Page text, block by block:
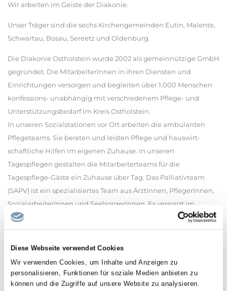
Diese Webseite verwendet Cookies
Wir verwenden Cookies, um Inhalte und Anzeigen zu
personalisieren, Funktionen für soziale Medien anbieten zu
können und die Zugriffe auf unsere Website zu analysieren.
Wir arbeiten im Geiste der Diakonie.
Unser Träger sind die sechs Kirchengemeinden Eutin, Malente,
Schwartau, Bosau, Sereetz und Oldenburg.
Die Diakonie Ostholstein wurde 2002 als gemeinnützige GmbH
gegründet. Die MitarbeiterInnen in ihren Diensten und
Einrichtungen versorgen und begleiten über 1.000 Menschen
konfessions- unabhängig mit verschiedenem Pflege- und
Unterstützungsbedarf im Kreis Ostholstein.
In unseren Sozialstationen vor Ort arbeiten die ambulanten
Pflegeteams. Sie beraten und leisten Pflege und hauswirt-
schaftliche Hilfen im eigenen Zuhause. In unseren
Tagespflegen gestalten die Mitarbeiterteams für die
Tagespflege-Gäste ein Zuhause über Tag. Das Palliativteam
(SAPV) ist ein spezialisiertes Team aus ÄrztInnen, PflegerInnen,
SozialarbeiterInnen und SeelsorgerInnen. Es versorgt im
gesamten Kreis Ostholstein und Teilen des Kreises Plön
schwerstkranke Menschen in ihrer letzten Lebensphase zu
Diakonie Ostholstein
www.diakonie-ostholstein.de